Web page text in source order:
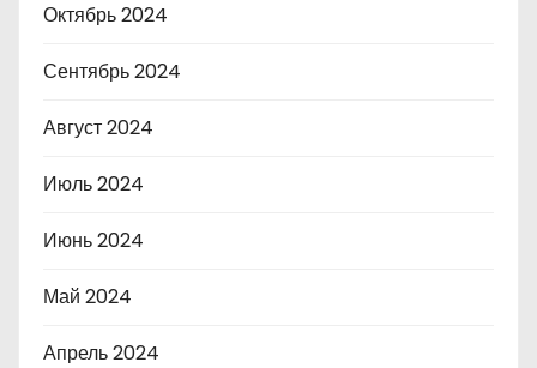
Октябрь 2024
Сентябрь 2024
Август 2024
Июль 2024
Июнь 2024
Май 2024
Апрель 2024